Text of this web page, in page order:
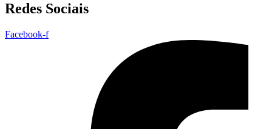
Redes Sociais
Facebook-f